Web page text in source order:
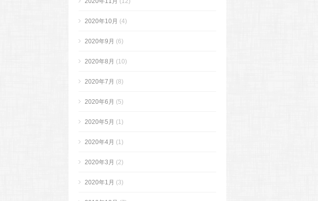
2020年10月 (4)
2020年9月 (6)
2020年8月 (10)
2020年7月 (8)
2020年6月 (5)
2020年5月 (1)
2020年4月 (1)
2020年3月 (2)
2020年1月 (3)